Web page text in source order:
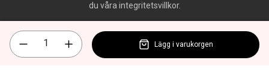
du våra integritetsvillkor.
Lägg i varukorgen